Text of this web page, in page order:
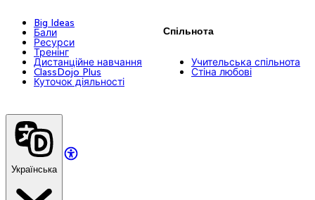
Big Ideas
Бали
Ресурси
Тренінг
Дистанційне навчання
ClassDojo Plus
Куточок діяльності
Спільнота
Учительська спільнота
Стіна любові
Українська